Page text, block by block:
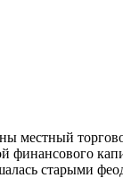
местный
финансового
старыми